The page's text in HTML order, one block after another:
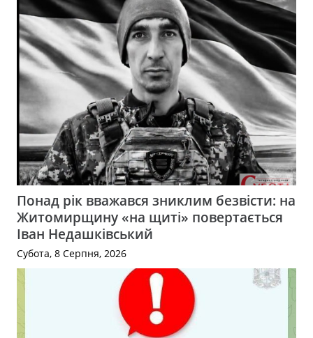
Понад рік вважався зниклим безвісти: на
Житомирщину «на щиті» повертається
Іван Недашківський
Субота, 8 Серпня, 2026